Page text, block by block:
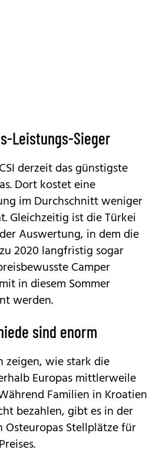
Leistungs-Sieger
derzeit das günstigste
Dort kostet eine
im Durchschnitt weniger
Gleichzeitig ist die Türkei
Auswertung, in dem die
2020 langfristig sogar
Camper
in diesem Sommer
werden.
sind enorm
zeigen, wie stark die
Europas mittlerweile
Familien in Kroatien
bezahlen, gibt es in der
Osteuropas Stellplätze für